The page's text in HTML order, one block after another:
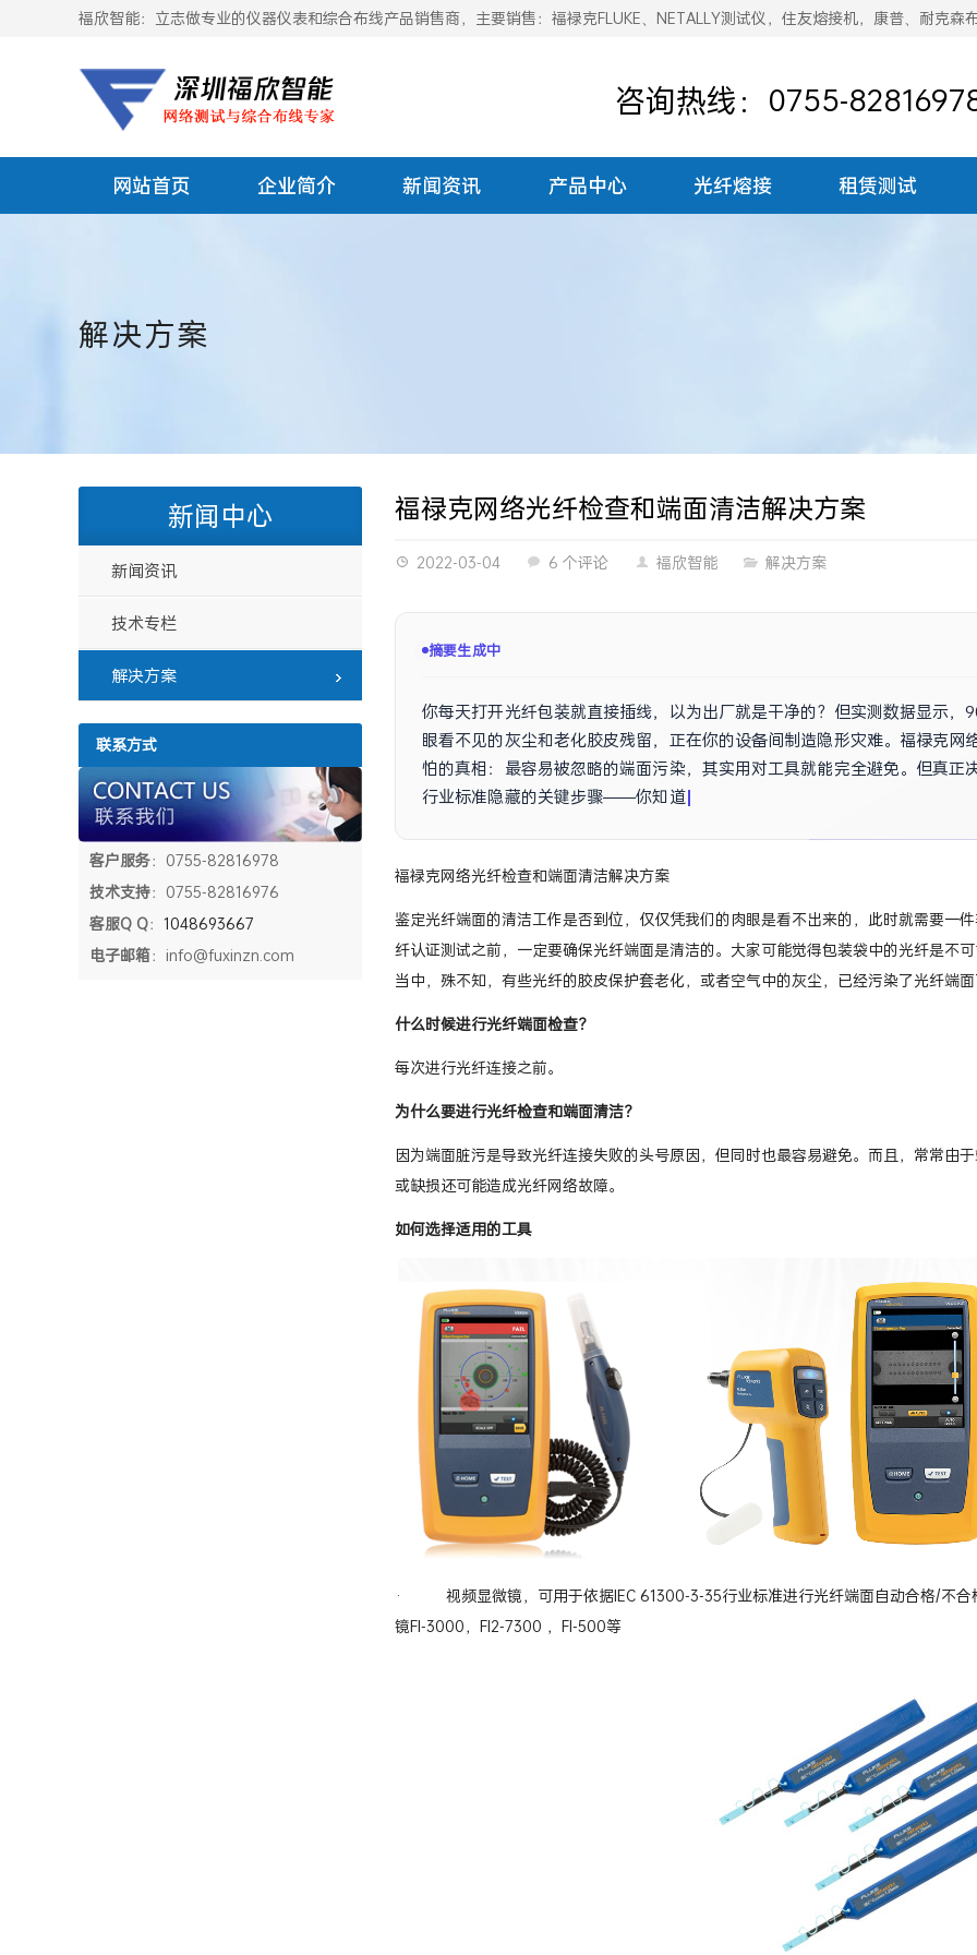
福欣智能：立志做专业的仪器仪表和综合布线产品销售商，主要销售：福禄克FLUKE、NETALLY测试仪，住友熔接机，康普、耐克森
咨询热线：0755-
网站首页 企业简介 新闻资讯 产品中心 光纤熔接 租赁测试
解决方案
福禄克网络光纤检查和端面清洁解决方案
2022-03-04 6 个评论 福欣智能 解决方案
摘要已生成
你每天打开光纤包装就直接插线，以为出厂就是干净的？但实测数据显示
眼看不见的灰尘和老化胶皮残留，正在你的设备间制造隐形灾难。福禄克
怕的真相：最容易被忽略的端面污染，其实用对工具就能完全避免。但真
行业标准隐藏的关键步骤——你知道什么时候该用“干擦”什么时候该用“湿擦”
福禄克网络光纤检查和端面清洁解决方案
鉴定光纤端面的清洁工作是否到位，仅仅凭我们的肉眼是看不出来的，此时就需要
纤认证测试之前，一定要确保光纤端面是清洁的。大家可能觉得包装袋中的光纤是不
当中，殊不知，有些光纤的胶皮保护套老化，或者空气中的灰尘，已经污染了光纤端
什么时候进行光纤端面检查？
每次进行光纤连接之前。
为什么要进行光纤检查和端面清洁？
因为端面脏污是导致光纤连接失败的头号原因，但同时也最容易避免。而且，常常由
或缺损还可能造成光纤网络故障。
如何选择适用的工具
·
视频显微镜，可用于依据IEC 61300-3-35行业标准进行光纤端面自动合格/不
镜FI-3000，FI2-7300 ，FI-500等
新闻中心
新闻资讯
技术专栏
解决方案
联系方式
客户服务：0755-82816978
技术支持：0755-82816976
客服Q Q： 1048693667
电子邮箱：info@fuxinzn.com